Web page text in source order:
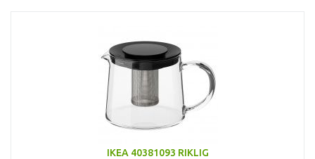
IKEA 40381093 RIKLIG